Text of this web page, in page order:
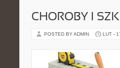
CHOROBY I
POSTED BY ADMIN LUT -